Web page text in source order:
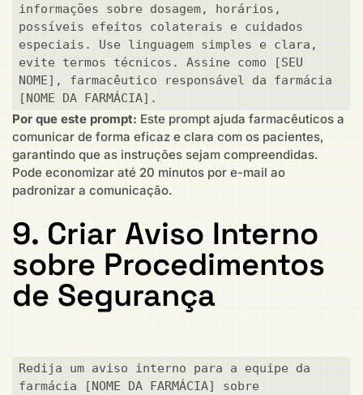
informações sobre dosagem, horários,
possíveis efeitos colaterais e cuidados
especiais. Use linguagem simples e clara,
evite termos técnicos. Assine como [SEU
NOME], farmacêutico responsável da farmácia
[NOME DA FARMÁCIA].
Por que este prompt: Este prompt ajuda farmacêuticos a
comunicar de forma eficaz e clara com os pacientes,
garantindo que as instruções sejam compreendidas.
Pode economizar até 20 minutos por e-mail ao
padronizar a comunicação.
9. Criar Aviso Interno
sobre Procedimentos
de Segurança
Redija um aviso interno para a equipe da
farmácia [NOME DA FARMÁCIA] sobre